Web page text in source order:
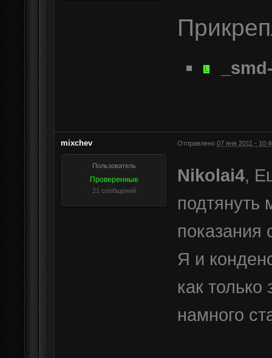
mixchev Отправлено 07 янв 2011 -
Пользователь
Проверенные
21 сообщений
Nikolai4,
показания
Я и
как
намного